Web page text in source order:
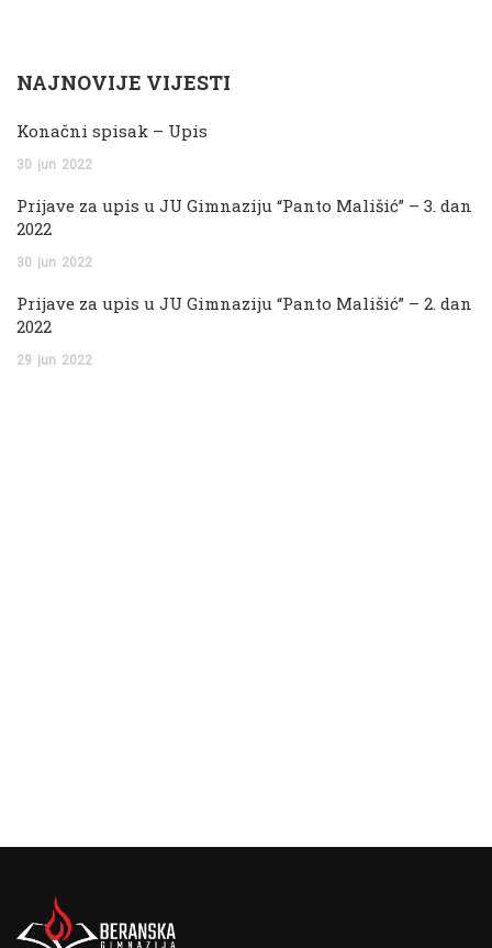
NAJNOVIJE VIJESTI
Konačni spisak – Upis
30 jun 2022
Prijave za upis u JU Gimnaziju “Panto Mališić” – 3. dan
2022
30 jun 2022
Prijave za upis u JU Gimnaziju “Panto Mališić” – 2. dan
2022
29 jun 2022